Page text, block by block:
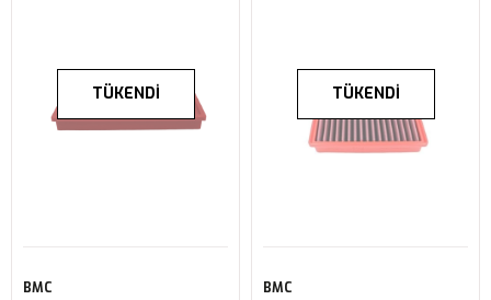
TÜKENDI
BMC
TÜKENDI
BMC